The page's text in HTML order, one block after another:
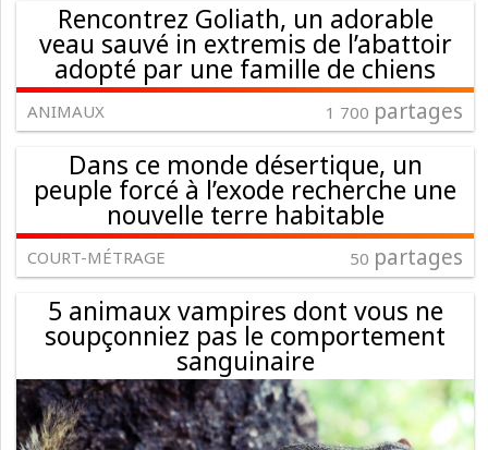
Rencontrez Goliath, un adorable
veau sauvé in extremis de l’abattoir
adopté par une famille de chiens
ANIMAUX 1 700 partages
Dans ce monde désertique, un
peuple forcé à l’exode recherche une
nouvelle terre habitable
COURT-MÉTRAGE 50 partages
5 animaux vampires dont vous ne
soupçonniez pas le comportement
sanguinaire